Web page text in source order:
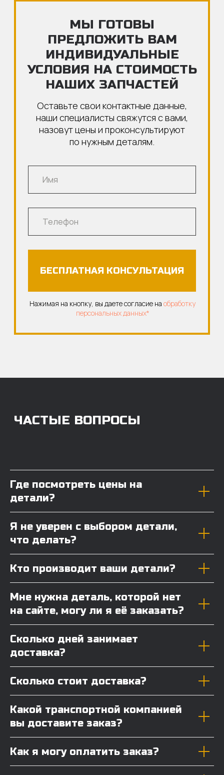
Где посмотреть цены на
детали?
Я не уверен с выбором детали,
что делать?
Кто производит ваши детали?
Мне нужна деталь, которой нет
на сайте, могу ли я её заказать?
Сколько дней занимает
доставка?
Сколько стоит доставка?
Какой транспортной компанией
вы доставите заказ?
Как я могу оплатить заказ?